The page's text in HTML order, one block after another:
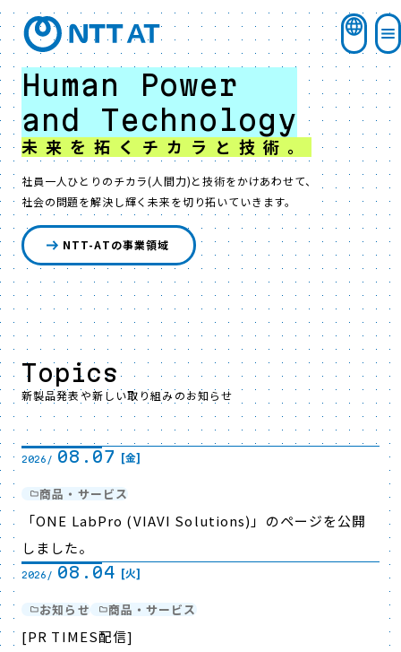
Human Power
and Technology
未来を拓くチカラと技術。
社員一人ひとりのチカラ(人間力)と技術をかけあわせて、
社会の問題を解決し輝く未来を切り拓いていきます。
NTT-ATの事業領域
Topics
新製品発表や新しい取り組みのお知らせ
2026/ 08.07 [金]
商品・サービス
「ONE LabPro (VIAVI Solutions)」のページを公開
しました。
2026/ 08.04 [火]
お知らせ 商品・サービス
[PR TIMES配信]